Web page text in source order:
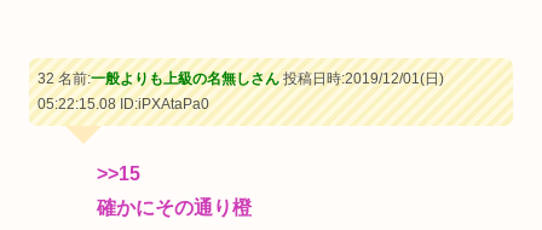
32 名前:一般よりも上級の名無しさん投稿日時:2019/12/01(日)
05:22:15.08ID:iPXAtaPa0
>>15
確かにその通り橙